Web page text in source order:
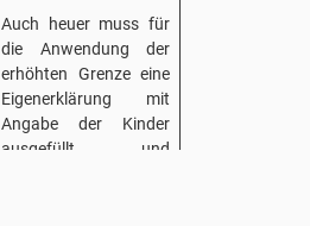
Auch heuer muss für
die Anwendung der
erhöhten Grenze eine
Eigenerklärung mit
Angabe der Kinder
ausgefüllt und